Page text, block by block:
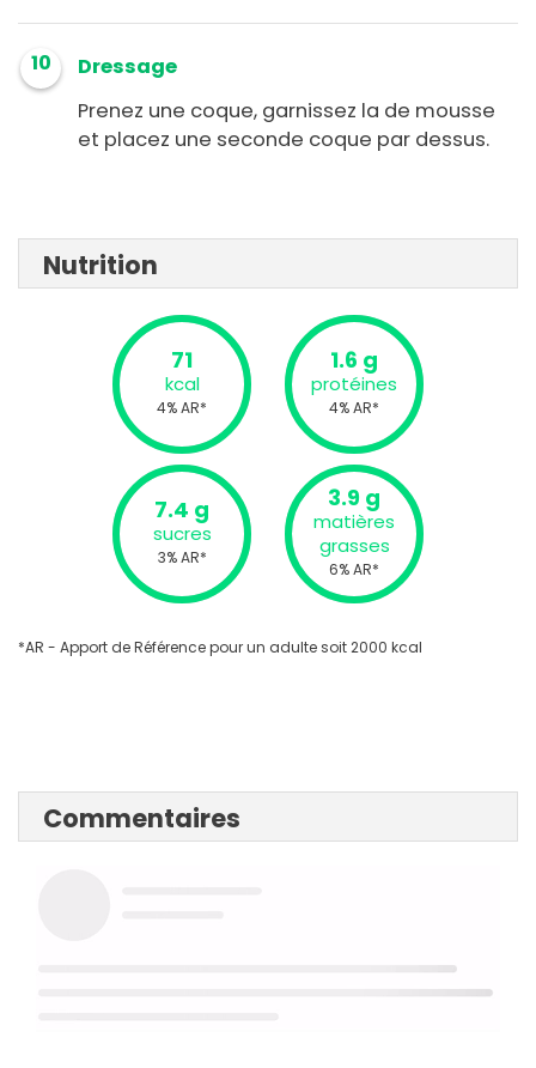
10
Dressage
Prenez une coque, garnissez la de mousse
et placez une seconde coque par dessus.
Nutrition
71
kcal
4% AR*
1.6 g
protéines
4% AR*
7.4 g
sucres
3% AR*
3.9 g
matières
grasses
6% AR*
*AR - Apport de Référence pour un adulte soit 2000 kcal
Commentaires